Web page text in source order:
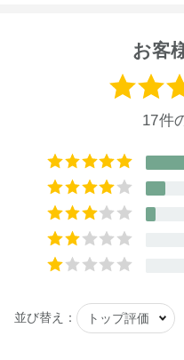
店舗でお問い合わせの際に
商品によっては、お届けま
ますので予めご了承くださ
●パッケージはリニューア
合がございます。
●パッケージのリニューア
載と異なる場合がございます
お客